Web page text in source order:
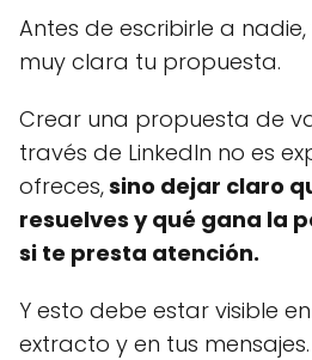
Antes de escribirle a
muy clara tu propuesta.
Crear una propuesta de
través de LinkedIn no es
ofreces,sino dejar claro
resuelves y qué gana la
si te presta atención.
Y esto debe estar visible
extracto y en tus mensajes.